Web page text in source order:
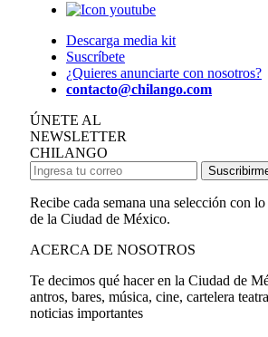
Descarga media kit
Suscríbete
¿Quieres anunciarte con nosotros?
contacto@chilango.com
ÚNETE AL
NEWSLETTER
CHILANGO
Recibe cada semana una selección con
de la Ciudad de México.
ACERCA DE NOSOTROS
Te decimos qué hacer en la Ciudad de
antros, bares, música, cine, cartelera
noticias importantes